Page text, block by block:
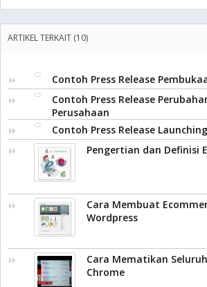
ARTIKEL TERKAIT (10)
Contoh Press Release
Contoh Press Release
Perusahaan
Contoh Press Release
Pengertian dan Definisi
Cara Membuat
Wordpress
Cara Mematikan
Chrome